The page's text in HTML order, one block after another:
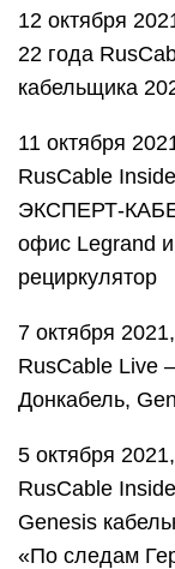
12 октября
22 года
кабельщика
11 октября
RusCable
ЭКСПЕРТ-
офис Legrand
рециркулятор
7 октября
RusCable Live
Донкабель,
5 октября
RusCable
Genesis
«По следам